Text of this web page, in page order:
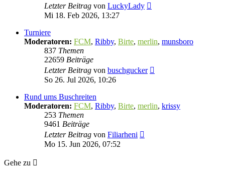
Letzter Beitrag von LuckyLady
Mi 18. Feb 2026, 13:27
Turniere
Moderatoren: FCM, Ribby, Birte, merlin, munsboro
837 Themen
22659 Beiträge
Letzter Beitrag von buschgucker
So 26. Jul 2026, 10:26
Rund ums Buschreiten
Moderatoren: FCM, Ribby, Birte, merlin, krissy
253 Themen
9461 Beiträge
Letzter Beitrag von Filiarheni
Mo 15. Jun 2026, 07:52
Gehe zu